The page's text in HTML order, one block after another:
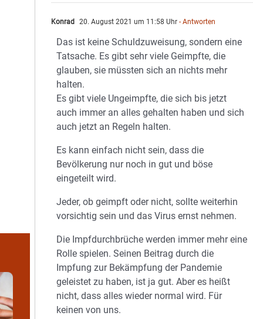
Konrad 20. August 2021 um 11:58 Uhr - Antworten
Das ist keine Schuldzuweisung, sondern eine
Tatsache. Es gibt sehr viele Geimpfte, die
glauben, sie müssten sich an nichts mehr
halten.
Es gibt viele Ungeimpfte, die sich bis jetzt
auch immer an alles gehalten haben und sich
auch jetzt an Regeln halten.
Es kann einfach nicht sein, dass die
Bevölkerung nur noch in gut und böse
eingeteilt wird.
Jeder, ob geimpft oder nicht, sollte weiterhin
vorsichtig sein und das Virus ernst nehmen.
Die Impfdurchbrüche werden immer mehr eine
Rolle spielen. Seinen Beitrag durch die
Impfung zur Bekämpfung der Pandemie
geleistet zu haben, ist ja gut. Aber es heißt
nicht, dass alles wieder normal wird. Für
keinen von uns.